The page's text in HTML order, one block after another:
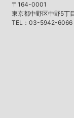
〒164-0001
東京都中野区中野5丁
TEL：03-5942-